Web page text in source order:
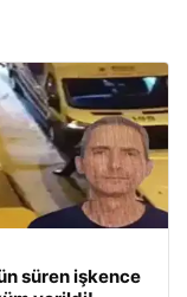
süren işkence